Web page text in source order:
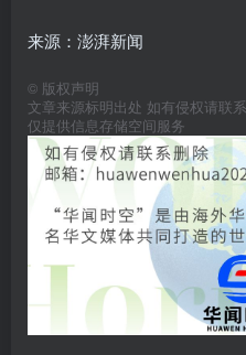
来源：澎湃新闻
© 版权声明
文章来源标明出处 如有侵权请联
仅提供信息存储空间服务